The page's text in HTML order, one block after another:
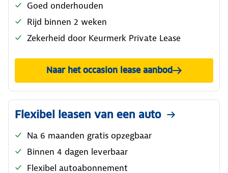
Goed onderhouden
Rijd binnen 2 weken
Zekerheid door Keurmerk Private Lease
Naar het occasion lease aanbod
Flexibel leasen van een auto
Na 6 maanden gratis opzegbaar
Binnen 4 dagen leverbaar
Flexibel autoabonnement